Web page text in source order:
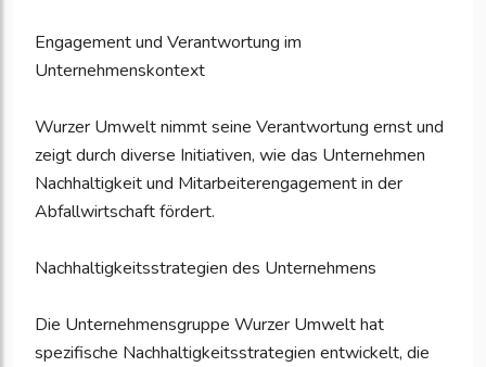
Engagement und Verantwortung im
Unternehmenskontext
Wurzer Umwelt nimmt seine Verantwortung ernst und
zeigt durch diverse Initiativen, wie das Unternehmen
Nachhaltigkeit und Mitarbeiterengagement in der
Abfallwirtschaft fördert.
Nachhaltigkeitsstrategien des Unternehmens
Die Unternehmensgruppe Wurzer Umwelt hat
spezifische Nachhaltigkeitsstrategien entwickelt, die